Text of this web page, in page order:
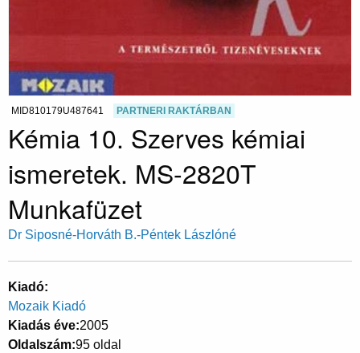
MID810179U487641 PARTNERI RAKTÁRBAN
Kémia 10. Szerves kémiai
ismeretek. MS-2820T
Munkafüzet
Dr Siposné-Horváth B.-Péntek Lászlóné
Kiadó
Mozaik Kiadó
Kiadás éve 2005
Oldalszám 95 oldal